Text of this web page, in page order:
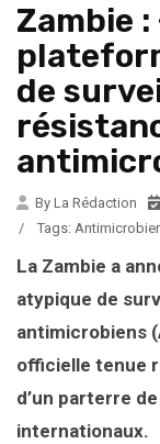
Zambie
de
By La Rédaction
/
Tags:
La Zambie a
atypique de
antimicrobiens
officielle tenue
d’un parterre
internationaux.